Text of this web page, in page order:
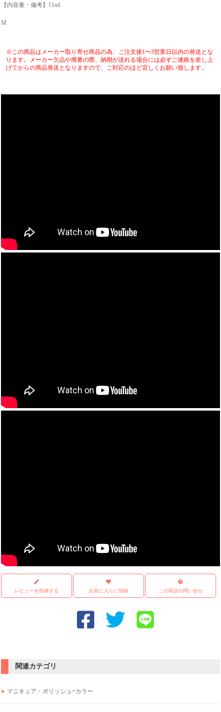
【内容量・備考】11ml
M
※この商品はメーカー取り寄せ商品の為、ご注文後1〜3営業日以内の発送とな
ります。メーカー欠品や廃番の際、納期が送れる場合には必ずご連絡を差し上
げてからの商品発送となりますので、ご対応のほど宜しくお願い致します。
レビューを投稿する お気に入りに登録 この商品の問い合せ
関連カテゴリ
マニキュア・ポリッシュ>カラー